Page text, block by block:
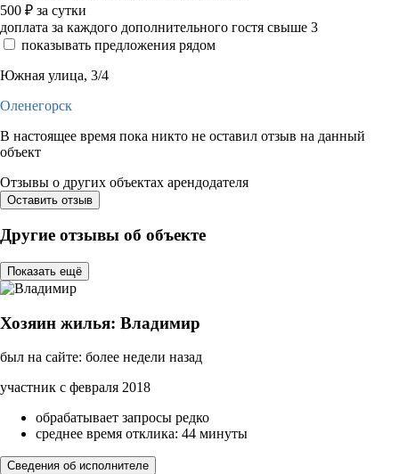
500 ₽ за сутки
доплата за каждого дополнительного гостя свыше 3
показывать предложения рядом
Южная улица, 3/4
Оленегорск
В настоящее время пока никто не оставил отзыв на данный
объект
Отзывы о других объектах арендодателя
Оставить отзыв
Другие отзывы об объекте
Показать ещё
Хозяин жилья: Владимир
был на сайте: более недели назад
участник с февраля 2018
обрабатывает запросы редко
среднее время отклика: 44 минуты
Сведения об исполнителе